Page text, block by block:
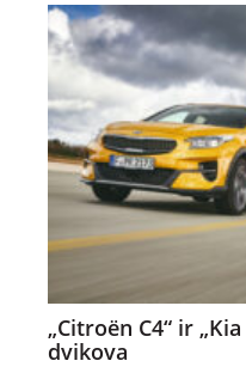
„Citroën C4“ ir
dvikova